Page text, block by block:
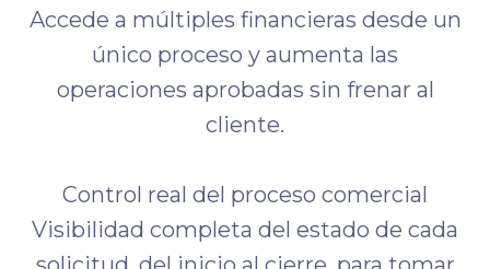
Accede a múltiples financieras desde un
único proceso y aumenta las
operaciones aprobadas sin frenar al
cliente.
Control real del proceso comercial
Visibilidad completa del estado de cada